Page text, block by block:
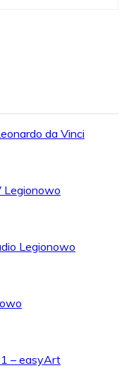
da Vinci
Legionowo
– easyArt